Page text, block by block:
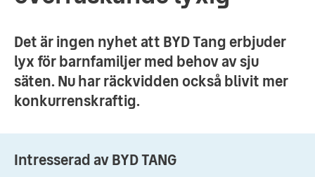
Det är ingen nyhet att BYD Tang erbjuder
lyx för barnfamiljer med behov av sju
säten. Nu har räckvidden också blivit mer
konkurrenskraftig.
Intresserad avBYDTANG